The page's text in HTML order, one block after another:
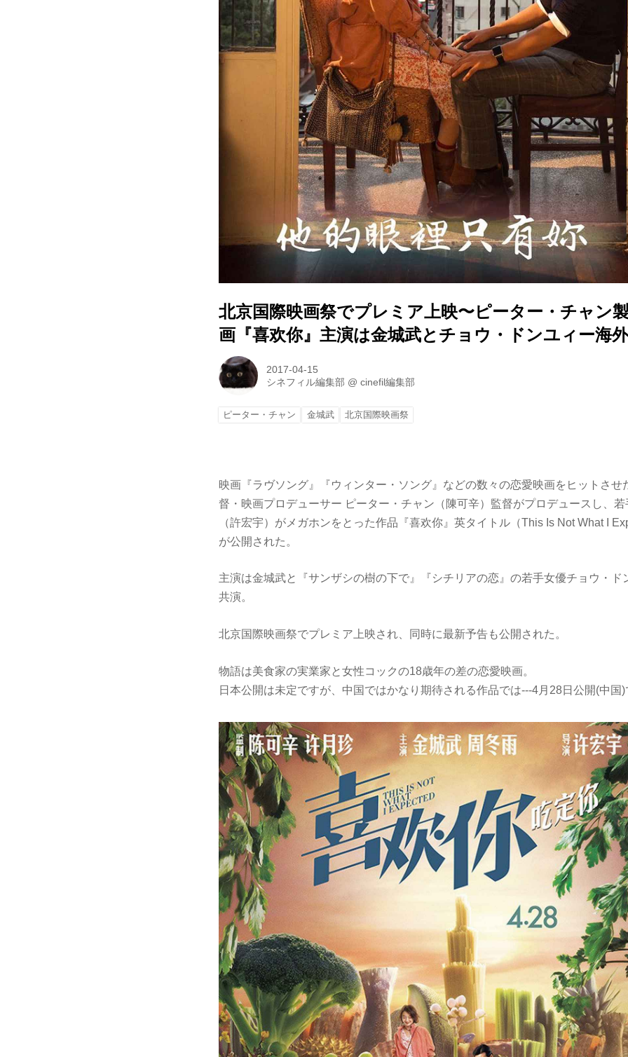
北京国際映画祭でプレミア上映〜ピーター・チャン
画『喜欢你』主演は金城武とチョウ・ドンユィー海
2017-04-15
シネフィル編集部 @cinefil編集部
ピーター・チャン 金城武 北京国際映画祭
映画『ラヴソング』『ウィンター・ソング』などの数々の恋愛映画をヒットさせ
督・映画プロデューサー ピーター・チャン（陳可辛）監督がプロデュースし、
（許宏宇）がメガホンをとった作品『喜欢你』英タイトル（This Is Not What I
が公開された。
主演は金城武と『サンザシの樹の下で』『シチリアの恋』の若手女優チョウ・ド
共演。
北京国際映画祭でプレミア上映され、同時に最新予告も公開された。
物語は美食家の実業家と女性コックの18歳年の差の恋愛映画。
日本公開は未定ですが、中国ではかなり期待される作品では---4月28日公開(中国)